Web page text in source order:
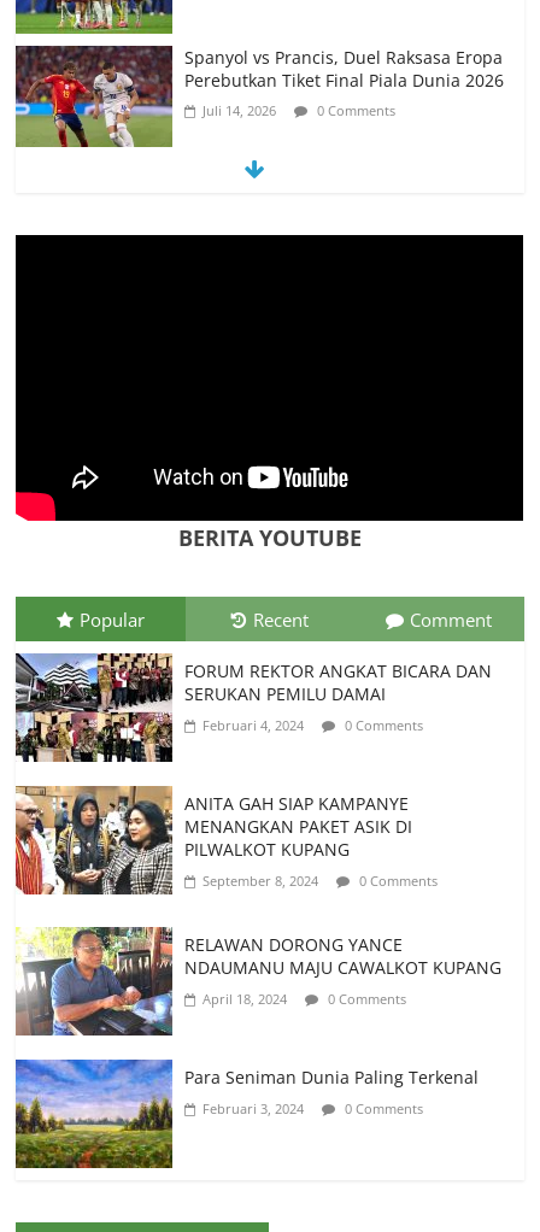
Spanyol vs Prancis, Duel Raksasa Eropa
Perebutkan Tiket Final Piala Dunia 2026
Juli 14, 2026 0 Comments
Memanfaatkan Artificial Intelligence
“Loce” di Manggarai Barat, Diusulkan
Jadi Warisan Budaya Takbenda
Juli 26, 2026 0 Comments
BERITA YOUTUBE
Popular Recent Comment
FORUM REKTOR ANGKAT BICARA DAN
SERUKAN PEMILU DAMAI
Februari 4, 2024 0 Comments
ANITA GAH SIAP KAMPANYE
MENANGKAN PAKET ASIK DI
PILWALKOT KUPANG
September 8, 2024 0 Comments
RELAWAN DORONG YANCE
NDAUMANU MAJU CAWALKOT KUPANG
April 18, 2024 0 Comments
Para Seniman Dunia Paling Terkenal
Februari 3, 2024 0 Comments